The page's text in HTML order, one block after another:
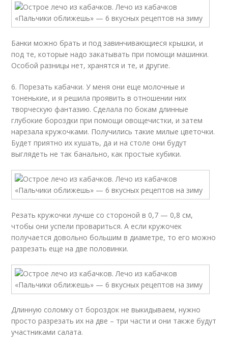
Банки можно брать и под завинчивающиеся крышки, и
под те, которые надо закатывать при помощи машинки.
Особой разницы нет, хранятся и те, и другие.
6. Порезать кабачки. У меня они еще молочные и
тоненькие, и я решила проявить в отношении них
творческую фантазию. Сделала по бокам длинные
глубокие бороздки при помощи овощечистки, и затем
нарезала кружочками. Получились такие милые цветочки.
Будет приятно их кушать, да и на столе они будут
выглядеть не так банально, как простые кубики.
Резать кружочки лучше со стороной в 0,7 — 0,8 см,
чтобы они успели провариться. А если кружочек
получается довольно большим в диаметре, то его можно
разрезать еще на две половинки.
Длинную соломку от бороздок не выкидываем, нужно
просто разрезать их на две – три части и они также будут
участниками салата.